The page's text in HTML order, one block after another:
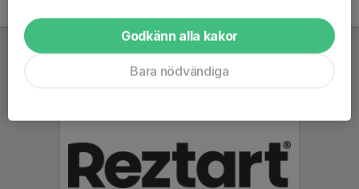
Godkänn alla kakor
Bara nödvändiga